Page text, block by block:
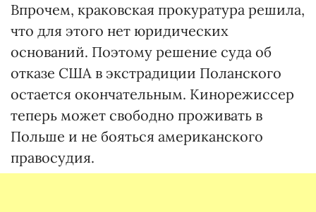
Впрочем, краковская прокуратура решила,
что для этого нет юридических
оснований. Поэтому решение суда об
отказе США в экстрадиции Поланского
остается окончательным. Кинорежиссер
теперь может свободно проживать в
Польше и не бояться американского
правосудия.